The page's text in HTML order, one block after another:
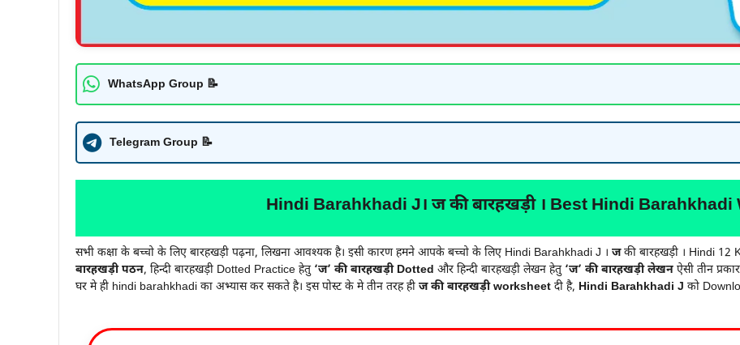
WhatsApp Group 📝‍
Telegram Group 📝‍
Hindi Barahkhadi J। ज की बारहखड़ी । Best Hindi
सभी कक्षा के बच्चो के लिए बारहखड़ी पढ़ना, लिखना आवश्यक है। इसी कारण हमने आपके बच्चो के लिए Hindi Barahkhadi J । जकी बारहखड़ी । Hindi 12
बारहखड़ी पठन, हिन्दी बारहखड़ी Dotted Practice हेतु ‘ज’ की बारहखड़ी Dotted और हिन्दी बारहखड़ी लेखन हेतु ‘ज’ की बारहखड़ीलेखन ऐसी तीन
घर मे ही hindi barahkhadi का अभ्यास कर सकते है। इस पोस्ट के मे तीन तरह ही ज की बारहखड़ी worksheet दी है, Hindi Barahkhadi J को